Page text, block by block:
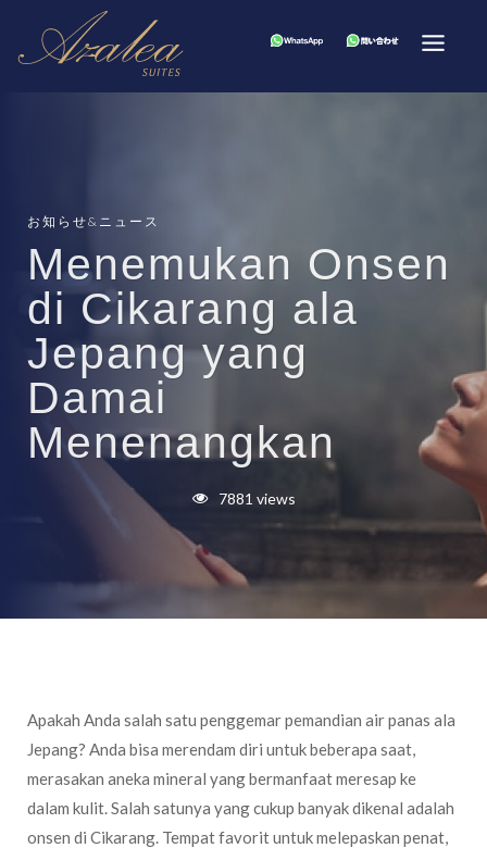
お知らせ&ニュース
Menemukan Onsen
di Cikarang ala
Jepang yang
Damai
Menenangkan
7881 views
Apakah Anda salah satu penggemar pemandian air panas ala
Jepang? Anda bisa merendam diri untuk beberapa saat,
merasakan aneka mineral yang bermanfaat meresap ke
dalam kulit. Salah satunya yang cukup banyak dikenal adalah
onsen di Cikarang. Tempat favorit untuk melepaskan penat,